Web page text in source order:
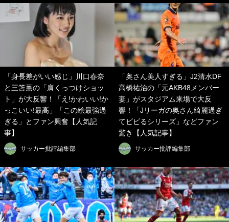
「身長差がいい感じ」川口春奈
と三笘薫の「肩くっつけショッ
ト」が大反響！「え!かわいい!か
っこいい!最高」「この絵最強過
ぎる」とファン興奮【人気記
事】
サッカー批評編集部
「奥さん美人すぎる」J2清水DF
高橋祐治の「元AKB48メンバー
妻」がスタジアム来場で大反
響！「Jリーガの奥さん綺麗過ぎ
てビビるシリーズ」などファン
驚き【人気記事】
サッカー批評編集部